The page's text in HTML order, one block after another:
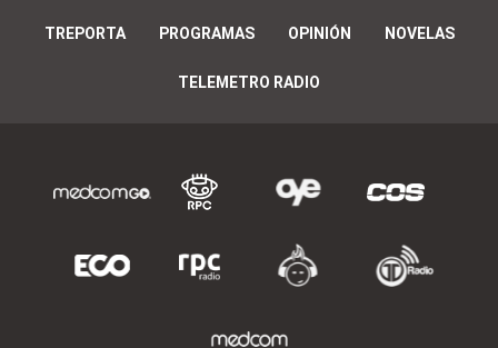
TREPORTA PROGRAMAS OPINIÓN NOVELAS
TELEMETRO RADIO